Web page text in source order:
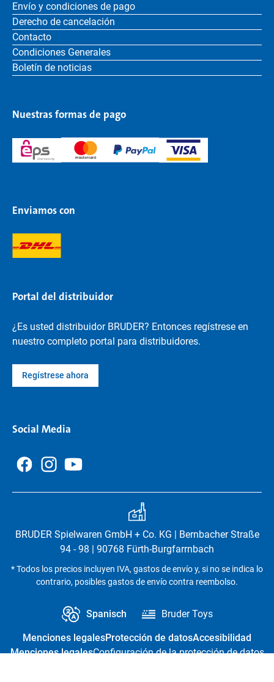
Envío y condiciones de pago
Derecho de cancelación
Contacto
Condiciones Generales
Boletín de noticias
Nuestras formas de pago
Enviamos con
Portal del distribuidor
¿Es usted distribuidor BRUDER? Entonces regístrese en
nuestro completo portal para distribuidores.
Regístrese ahora
Social Media
BRUDER Spielwaren GmbH + Co. KG | Bernbacher Straße
94 - 98 | 90768 Fürth-Burgfarrnbach
* Todos los precios incluyen IVA, gastos de envío y, si no se indica lo
contrario, posibles gastos de envío contra reembolso.
Spanisch Bruder Toys
Menciones legalesProtección de datosAccesibilidad
Menciones legalesConfiguración de la protección de datos